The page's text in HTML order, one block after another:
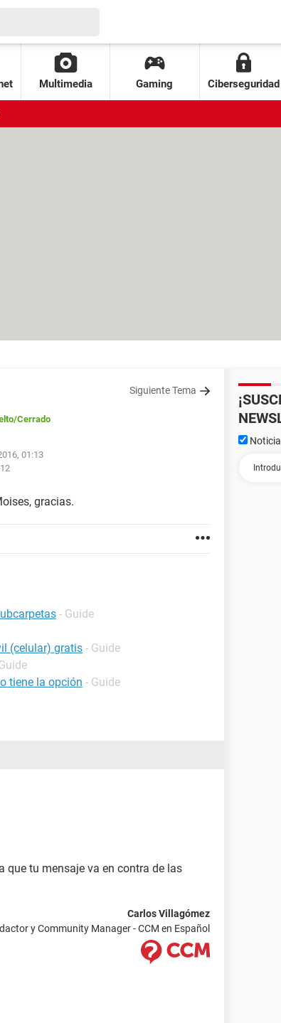
Multimedia Gaming Ciberseguridad
Siguiente Tema
/Cerrado
01:13
gracias.
- Guide
(celular) gratis - Guide
tiene la opción - Guide
que tu mensaje va en contra de las
Carlos Villagómez
y Community Manager - CCM en Español